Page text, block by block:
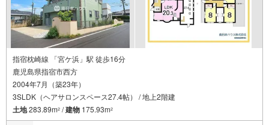
指宿枕崎線 「宮ケ浜」駅 徒歩16分
鹿児島県指宿市西方
2004年7月（築23年）
3SLDK（ヘアサロンスペース27.4帖） / 地上2階建
土地283.89m2 /建物 175.93m2